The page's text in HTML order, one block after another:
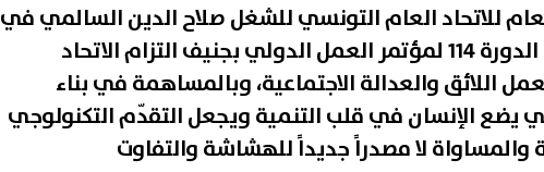
للاتحاد العام التونسي للشغل صلاح الدين السالمي في
كلمة له خلال الدورة 114 لمؤتمر العمل الدولي بجنيف التزام الاتحاد
اللائق والعدالة الاجتماعية، وبالمساهمة في بناء
يضع الإنسان في قلب التنمية ويجعل التقدّم التكنولوجي
والمساواة لا مصدراً جديداً للهشاشة والتفاوت